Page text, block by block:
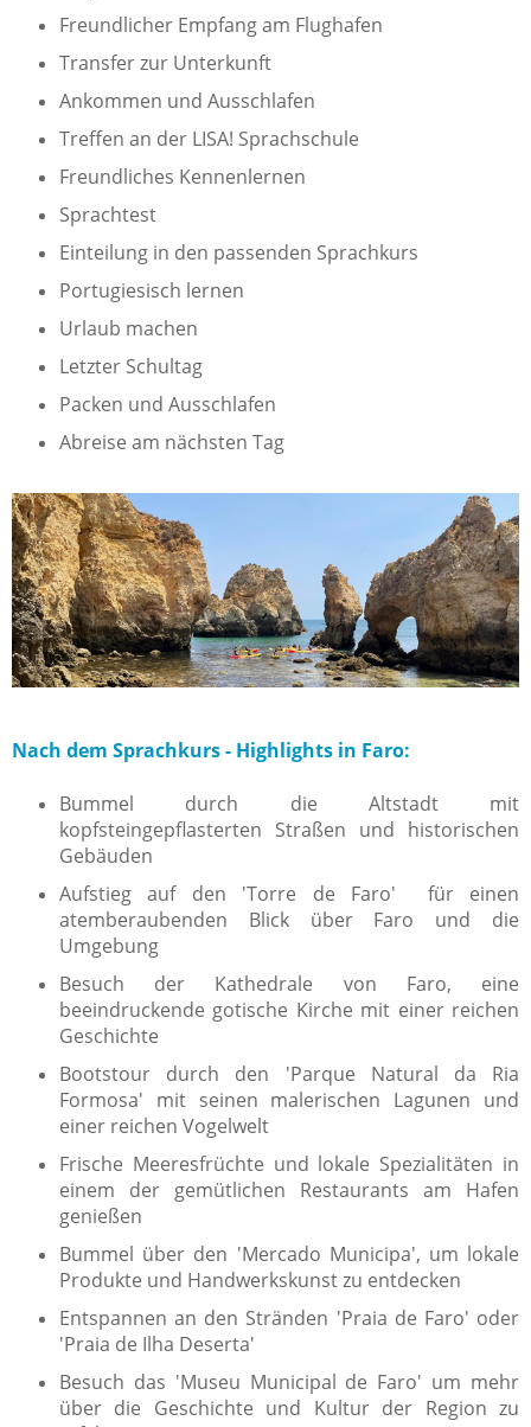
Freundlicher Empfang am Flughafen
Transfer zur Unterkunft
Ankommen und Ausschlafen
Treffen an der LISA! Sprachschule
Freundliches Kennenlernen
Sprachtest
Einteilung in den passenden Sprachkurs
Portugiesisch lernen
Urlaub machen
Letzter Schultag
Packen und Ausschlafen
Abreise am nächsten Tag
Nach dem Sprachkurs - Highlights in Faro:
Bummel durch die Altstadt mit
kopfsteingepflasterten Straßen und historischen
Gebäuden
Aufstieg auf den 'Torre de Faro' für einen
atemberaubenden Blick über Faro und die
Umgebung
Besuch der Kathedrale von Faro, eine
beeindruckende gotische Kirche mit einer reichen
Geschichte
Bootstour durch den 'Parque Natural da Ria
Formosa' mit seinen malerischen Lagunen und
einer reichen Vogelwelt
Frische Meeresfrüchte und lokale Spezialitäten in
einem der gemütlichen Restaurants am Hafen
genießen
Bummel über den 'Mercado Municipa', um lokale
Produkte und Handwerkskunst zu entdecken
Entspannen an den Stränden 'Praia de Faro' oder
'Praia de Ilha Deserta'
Besuch das 'Museu Municipal de Faro' um mehr
über die Geschichte und Kultur der Region zu